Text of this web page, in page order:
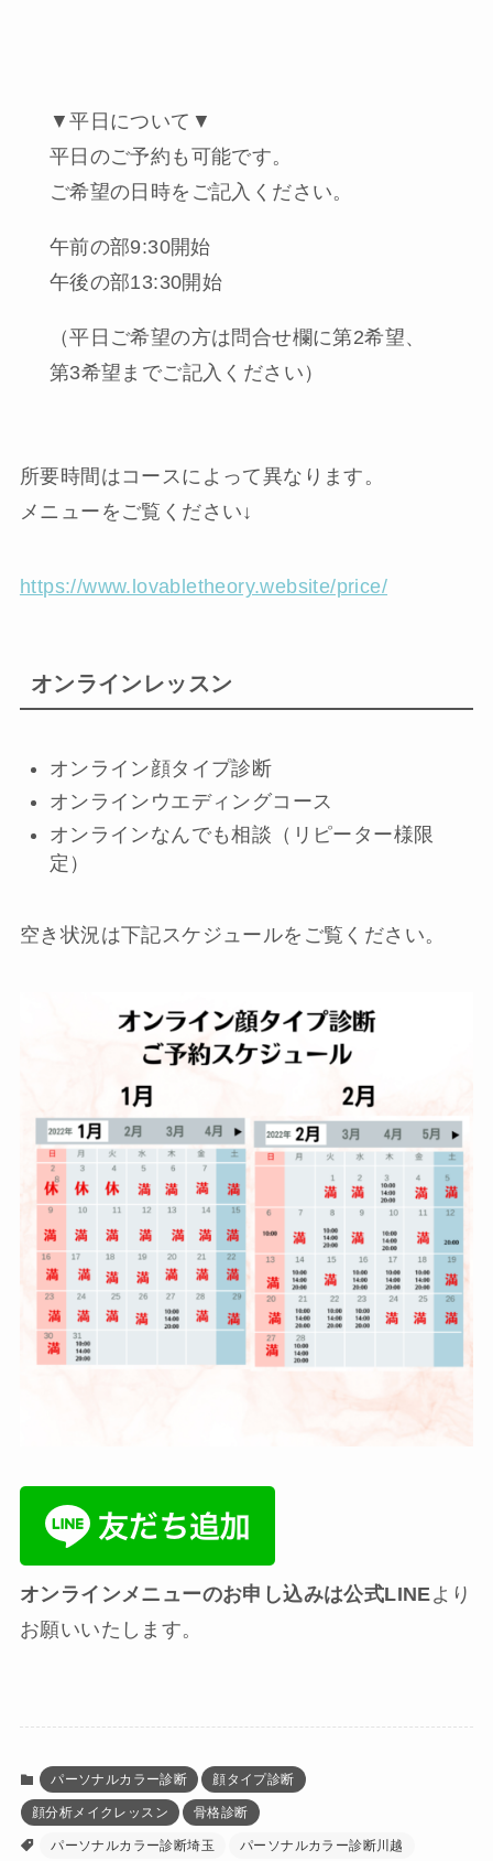
▼平日について▼
平日のご予約も可能です。
ご希望の日時をご記入ください。
午前の部9:30開始
午後の部13:30開始
（平日ご希望の方は問合せ欄に第2希望、
第3希望までご記入ください）
所要時間はコースによって異なります。
メニューをご覧ください↓
https://www.lovabletheory.website/price/
オンラインレッスン
オンライン顔タイプ診断
オンラインウエディングコース
オンラインなんでも相談（リピーター様限
定）
空き状況は下記スケジュールをご覧ください。
オンラインメニューのお申し込みは公式LINEより
お願いいたします。
パーソナルカラー診断 顔タイプ診断
顔分析メイクレッスン 骨格診断
パーソナルカラー診断埼玉 パーソナルカラー診断川越